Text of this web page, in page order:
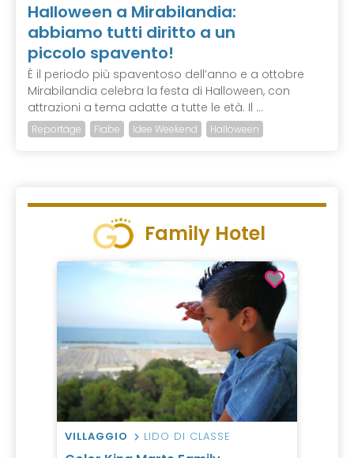
Halloween a Mirabilandia:
abbiamo tutti diritto a un
piccolo spavento!
È il periodo più spaventoso dell’anno e a ottobre
Mirabilandia celebra la festa di Halloween, con
attrazioni a tema adatte a tutte le età. Il ...
Reportage Fiabe Idee Weekend Halloween
Family Hotel
VILLAGGIO LIDO DI CLASSE